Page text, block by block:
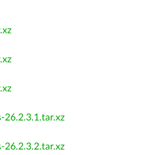
26.2.3.1.tar.xz
26.2.3.2.tar.xz